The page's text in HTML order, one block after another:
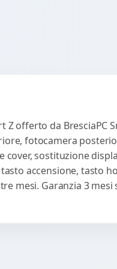
Z offerto da
fotocamera
sostituzione
accensione, tasto
mesi. Garanzia 3